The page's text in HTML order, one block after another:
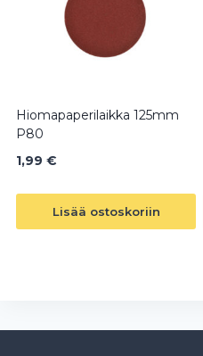
Hiomapaperilaikka 125mm
P80
1,99 €
Lisää ostoskoriin